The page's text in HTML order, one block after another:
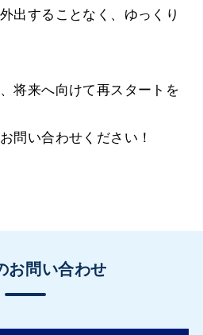
出することなく、ゆっくり
将来へ向けて再スタートを
問い合わせください！
お問い合わせ